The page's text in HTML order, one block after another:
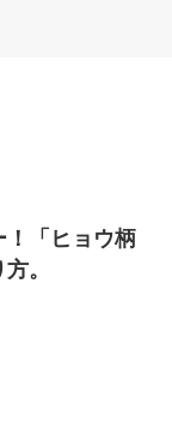
！「ヒョウ柄
。